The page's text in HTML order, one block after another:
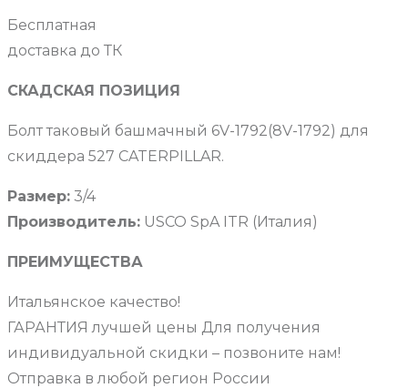
Бесплатная
доставка до ТК
СКАДСКАЯ ПОЗИЦИЯ
Болт таковый башмачный 6V-1792(8V-1792) для
скиддера 527 CATERPILLAR.
Размер: 3/4
Производитель: USCO SpA ITR (Италия)
ПРЕИМУЩЕСТВА
Итальянское качество!
ГАРАНТИЯ лучшей цены Для получения
индивидуальной скидки – позвоните нам!
Отправка в любой регион России